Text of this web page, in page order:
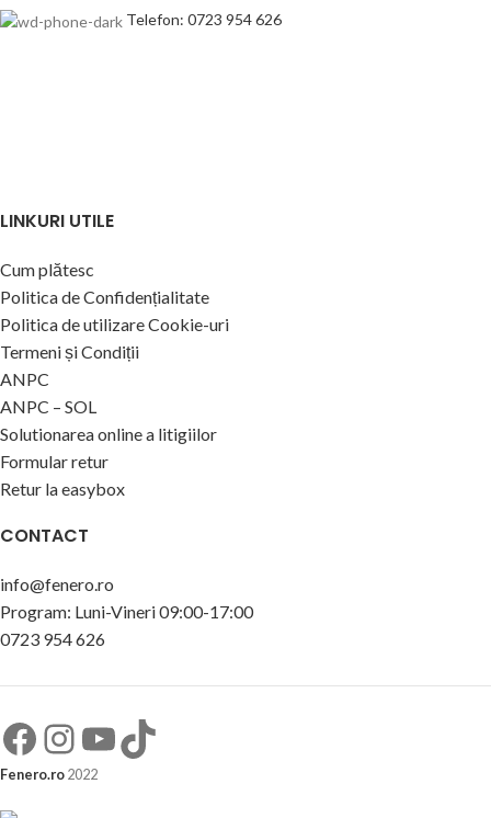
Telefon: 0723 954 626
LINKURI UTILE
Cum plătesc
Politica de Confidențialitate
Politica de utilizare Cookie-uri
Termeni și Condiții
ANPC
ANPC – SOL
Solutionarea online a litigiilor
Formular retur
Retur la easybox
CONTACT
info@fenero.ro
Program: Luni-Vineri 09:00-17:00
0723 954 626
Fenero.ro2022